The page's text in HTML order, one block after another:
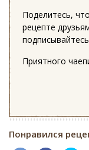
Поделитесь,
рецепте
Приятного
Понравился